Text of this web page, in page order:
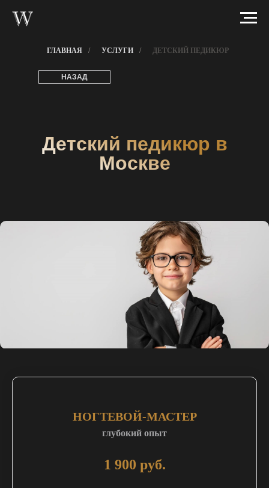
ГЛАВНАЯ / УСЛУГИ / ДЕТСКИЙ ПЕДИКЮР
НАЗАД
Детский педикюр в
Москве
НОГТЕВОЙ-МАСТЕР
глубокий опыт
1 900 руб.